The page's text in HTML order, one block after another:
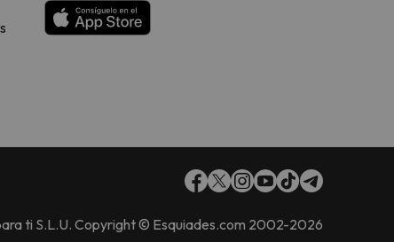
ti S.L.U. Copyright © Esquiades.com 2002-2026